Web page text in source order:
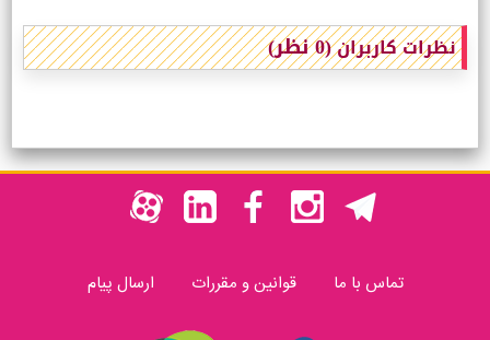
نظرات کاربران(0 نظر)
تماس با ما قوانین و مقررات ارسال پیام